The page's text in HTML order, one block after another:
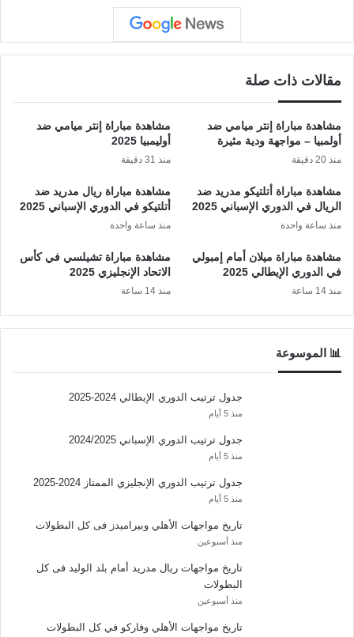
مقالات ذات صلة
مشاهدة مباراة إنتر ميامي ضد
أولمبيا – مواجهة ودية مثيرة
منذ 20 دقيقة
مشاهدة مباراة إنتر ميامي ضد
أوليمبيا 2025
منذ 31 دقيقة
مشاهدة مباراة أتلتيكو مدريد ضد
الريال في الدوري الإسباني 2025
منذ ساعة واحدة
مشاهدة مباراة ريال مدريد ضد
أتلتيكو في الدوري الإسباني 2025
منذ ساعة واحدة
مشاهدة مباراة ميلان أمام إمبولي
في الدوري الإيطالي 2025
منذ 14 ساعة
مشاهدة مباراة تشيلسي في كأس
الاتحاد الإنجليزي 2025
منذ 14 ساعة
📊 الموسوعة
جدول ترتيب الدوري الإيطالي 2024-2025
منذ 5 أيام
جدول ترتيب الدوري الإسباني 2024/2025
منذ 5 أيام
جدول ترتيب الدوري الإنجليزي الممتاز 2024-2025
منذ 5 أيام
تاريخ مواجهات الأهلي وبيراميدز فى كل البطولات
منذ أسبوعين
تاريخ مواجهات ريال مدريد أمام بلد الوليد فى كل
البطولات
منذ أسبوعين
تاريخ مواجهات الأهلي وفاركو في كل البطولات